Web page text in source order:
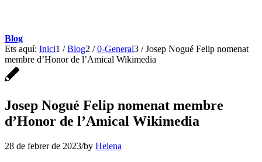
Blog
Ets aquí: Inici1 / Blog2 / 0-General3 / Josep Nogué Felip nomenat
membre d’Honor de l’Amical Wikimedia
Josep Nogué Felip nomenat membre
d’Honor de l’Amical Wikimedia
28 de febrer de 2023/by Helena